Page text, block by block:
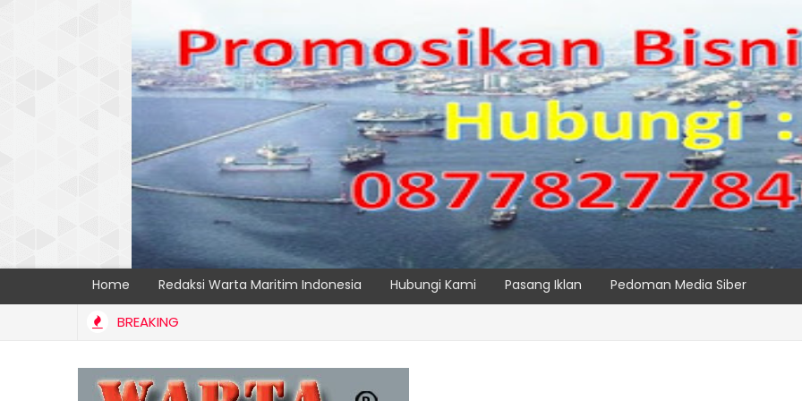
Home Redaksi Warta Maritim Indonesia Hubungi Kami Pasang Iklan Pedoman Media Siber
BREAKING